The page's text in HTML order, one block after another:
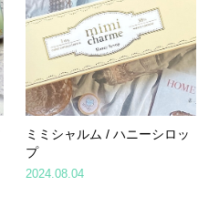
ミミシャルム / ハニーシロッ
プ
2024.08.04